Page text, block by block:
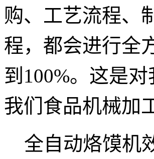
购、工艺流程、
程，都会进行全
到 100%。这是
我们食品机械加
全自动烙馍机